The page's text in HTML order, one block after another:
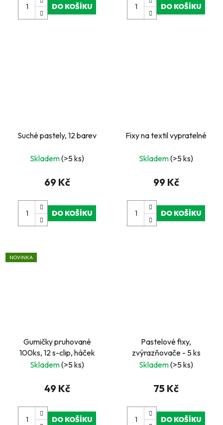
DO KOŠÍKU DO KOŠÍKU
Suché pastely, 12 barev
Skladem(>5 ks)
69 Kč
DO KOŠÍKU
Fixy na textil vypratelné
Skladem(>5 ks)
99 Kč
DO KOŠÍKU
NOVINKA
Gumičky pruhované
100ks, 12 s-clip, háček
Skladem(>5 ks)
49 Kč
DO KOŠÍKU
Pastelové fixy,
zvýrazňovače - 5 ks
Skladem(>5 ks)
75 Kč
DO KOŠÍKU